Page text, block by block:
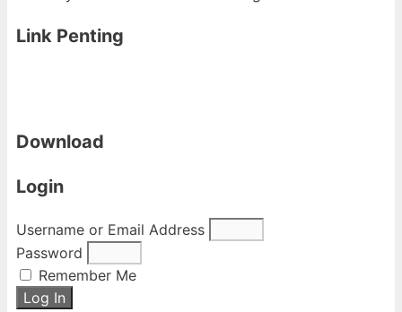
Link Penting
Download
Login
Username or Email Address
Password
Remember Me
Log In